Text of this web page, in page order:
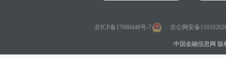
京ICP备17000448号-7 京公网安备
中国金融信息网 版